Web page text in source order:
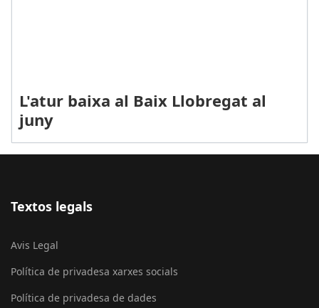
L'atur baixa al Baix Llobregat al
juny
Textos legals
Avis Legal
Política de privadesa xarxes socials
Política de privadesa de dades